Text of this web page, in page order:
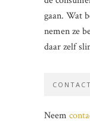
gaan. Wat
nemen ze
daar zelf
CONTACT
Neem